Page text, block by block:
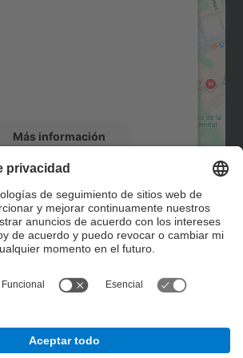
Más información
byUsercentrics Consent
Management Platform
de Gestión. SCG